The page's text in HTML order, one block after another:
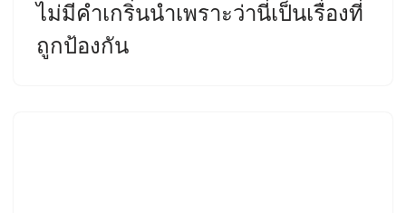
ไม่มีคำเกริ่นนำเพราะว่านี่เป็นเรื่องที่
ถูกป้องกัน